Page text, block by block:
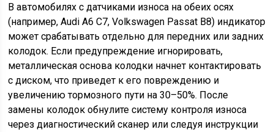
В автомобилях с датчиками износа на обеих осях
(например, Audi A6 C7, Volkswagen Passat B8) индикатор
может срабатывать отдельно для передних или задних
колодок. Если предупреждение игнорировать,
металлическая основа колодки начнет контактировать
с диском, что приведет к его повреждению и
увеличению тормозного пути на 30–50%. После
замены колодок обнулите систему контроля износа
через диагностический сканер или следуя инструкции